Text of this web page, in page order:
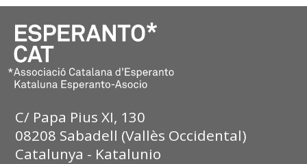
C/ Papa Pius XI, 130
08208 Sabadell (Vallès Occidental)
Catalunya - Katalunio